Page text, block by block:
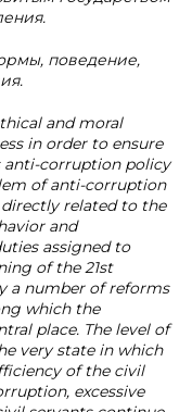
поведение,
and moral
in order to ensure
corruption policy
of anti-corruption
related to the
and
assigned to
of the 21st
a number of reforms
which the
place. The level of
very state in which
of the civil
excessive